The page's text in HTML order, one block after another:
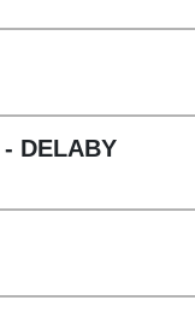
DELABY